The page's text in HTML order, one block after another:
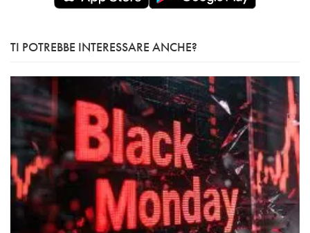
TI POTREBBE INTERESSARE ANCHE?